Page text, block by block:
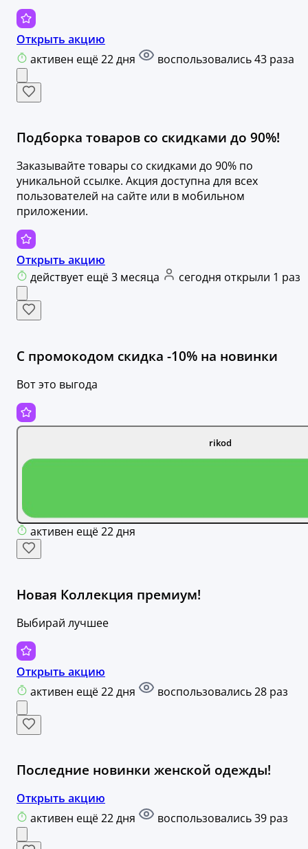
Открыть акцию
активен ещё 22 дня
воспользовались 43 раза
Подборка товаров со скидками до 90%!
Заказывайте товары со скидками до 90% по
уникальной ссылке. Акция доступна для всех
пользователей на сайте или в мобильном
приложении.
Открыть акцию
действует ещё 3 месяца
сегодня открыли 1 раз
С промокодом скидка -10% на новинки
Вот это выгода
rikod
активен ещё 22 дня
Новая Коллекция премиум!
Выбирай лучшее
Открыть акцию
активен ещё 22 дня
воспользовались 28 раз
Последние новинки женской одежды!
Открыть акцию
активен ещё 22 дня
воспользовались 39 раз